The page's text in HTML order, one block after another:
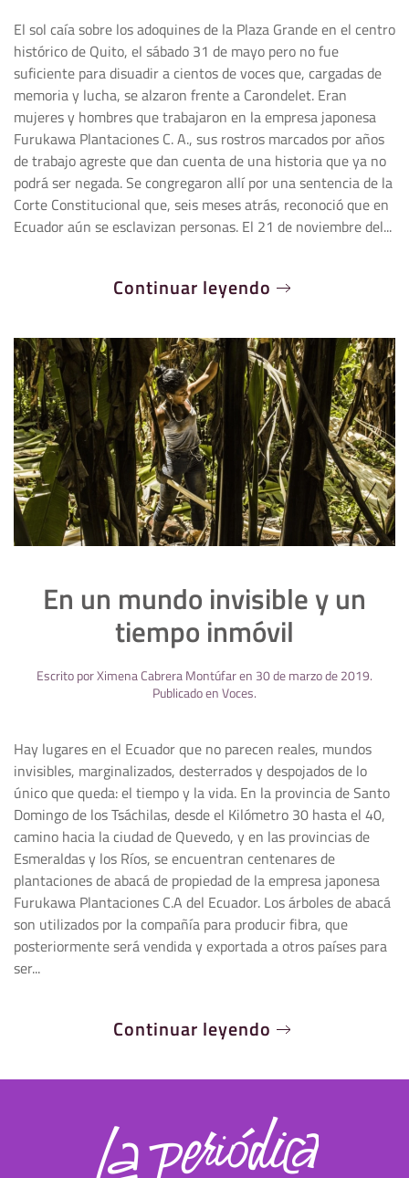
El sol caía sobre los adoquines de la Plaza Grande en el centro
histórico de Quito, el sábado 31 de mayo pero no fue
suficiente para disuadir a cientos de voces que, cargadas de
memoria y lucha, se alzaron frente a Carondelet. Eran
mujeres y hombres que trabajaron en la empresa japonesa
Furukawa Plantaciones C. A., sus rostros marcados por años
de trabajo agreste que dan cuenta de una historia que ya no
podrá ser negada. Se congregaron allí por una sentencia de la
Corte Constitucional que, seis meses atrás, reconoció que en
Ecuador aún se esclavizan personas. El 21 de noviembre del...
Continuar leyendo
En un mundo invisible y un
tiempo inmóvil
Escrito porXimena Cabrera Montúfaren 30 de marzo de 2019.
Publicado enVoces.
Hay lugares en el Ecuador que no parecen reales, mundos
invisibles, marginalizados, desterrados y despojados de lo
único que queda: el tiempo y la vida. En la provincia de Santo
Domingo de los Tsáchilas, desde el Kilómetro 30 hasta el 40,
camino hacia la ciudad de Quevedo, y en las provincias de
Esmeraldas y los Ríos, se encuentran centenares de
plantaciones de abacá de propiedad de la empresa japonesa
Furukawa Plantaciones C.A del Ecuador. Los árboles de abacá
son utilizados por la compañía para producir fibra, que
posteriormente será vendida y exportada a otros países para
ser...
Continuar leyendo